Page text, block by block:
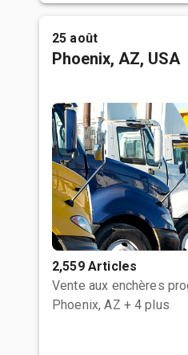
25 août
Phoenix, AZ, USA
2,559 Articles
Vente aux enchères
Phoenix, AZ + 4 plus